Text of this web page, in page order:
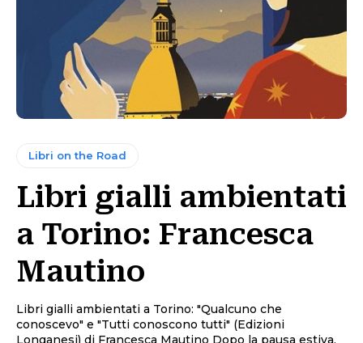
Libri on the Road
Libri gialli ambientati
a Torino: Francesca
Mautino
Libri gialli ambientati a Torino: "Qualcuno che
conoscevo" e "Tutti conoscono tutti" (Edizioni
Longanesi) di Francesca Mautino Dopo la pausa estiva,